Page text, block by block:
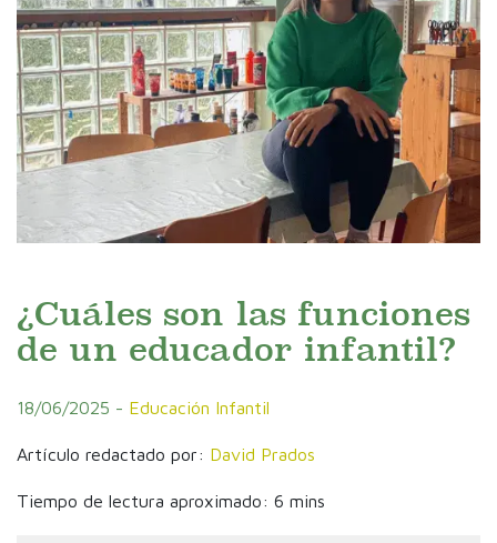
¿Cuáles son las funciones
de un educador infantil?
18/06/2025 - Educación Infantil
Artículo redactado por: David Prados
Tiempo de lectura aproximado: 6 mins